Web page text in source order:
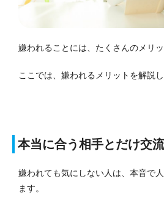
嫌われることには、たくさんのメリッ
ここでは、嫌われるメリットを解説し
本当に合う相手とだけ交
嫌われても気にしない人は、本音で
ます。